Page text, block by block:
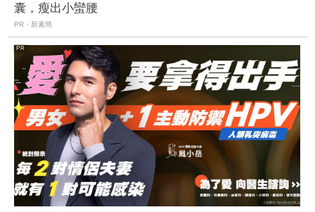
囊，瘦出小蠻腰
PR・新素簡